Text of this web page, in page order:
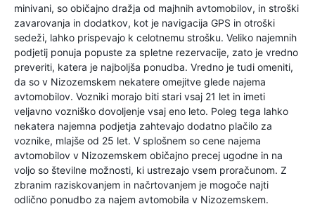
minivani, so običajno dražja od majhnih avtomobilov, in stroški
zavarovanja in dodatkov, kot je navigacija GPS in otroški
sedeži, lahko prispevajo k celotnemu strošku. Veliko najemnih
podjetij ponuja popuste za spletne rezervacije, zato je vredno
preveriti, katera je najboljša ponudba. Vredno je tudi omeniti,
da so v Nizozemskem nekatere omejitve glede najema
avtomobilov. Vozniki morajo biti stari vsaj 21 let in imeti
veljavno vozniško dovoljenje vsaj eno leto. Poleg tega lahko
nekatera najemna podjetja zahtevajo dodatno plačilo za
voznike, mlajše od 25 let. V splošnem so cene najema
avtomobilov v Nizozemskem običajno precej ugodne in na
voljo so številne možnosti, ki ustrezajo vsem proračunom. Z
zbranim raziskovanjem in načrtovanjem je mogoče najti
odlično ponudbo za najem avtomobila v Nizozemskem.